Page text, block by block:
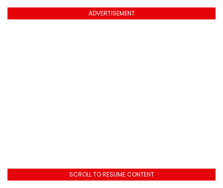
ADVERTISEMENT
SCROLL TO RESUME CONTENT